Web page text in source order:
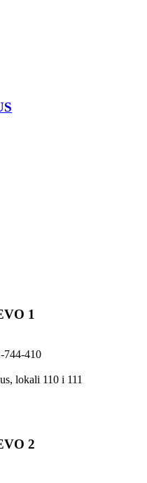
1
744-410
lokali 110 i 111
2